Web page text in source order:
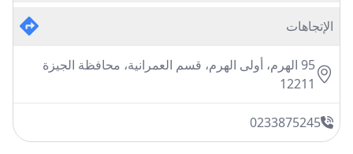
الإتجاهات
95 الهرم، أولى الهرم، قسم العمرانية، محافظة الجيزة
12211
0233875245